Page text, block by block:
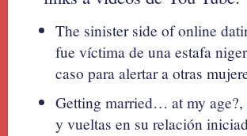
The sinister side of online
fue víctima de una estafa
caso para alertar a otras
Getting married… at my
y vueltas en su relación